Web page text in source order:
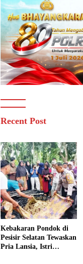
Recent Post
Kebakaran Pondok di
Pesisir Selatan Tewaskan
Pria Lansia, Istri